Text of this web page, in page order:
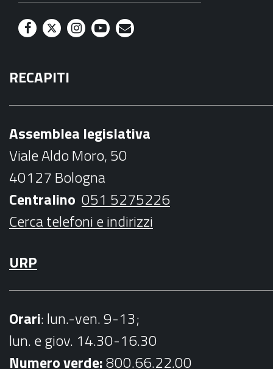
F
c
e
k
T
i
t
I
t
a
m
Y
t
b
e
M
l
RECAPITI
Assemblea legislativa
Viale Aldo Moro, 50
40127 Bologna
Centralino 051 5275226
Cerca telefoni e indirizzi
URP
Orari: lun.-ven. 9-13;
lun. e giov. 14.30-16.30
Numero verde:800.66.22.00